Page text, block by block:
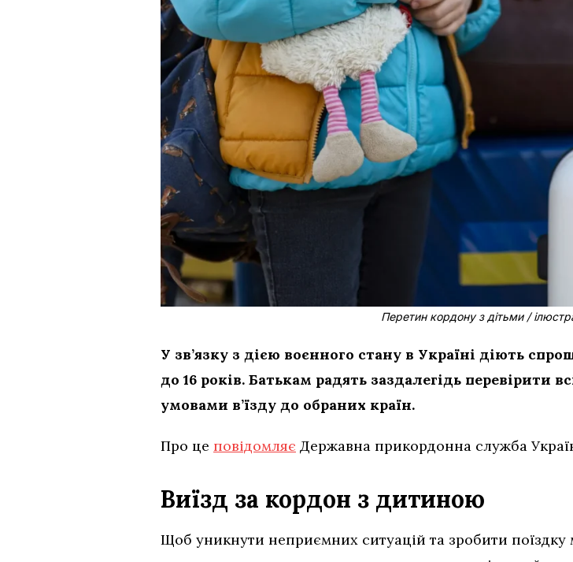
Перетин кордону з дітьми /
У зв’язку з дією воєнного стану в Україні діють
до 16 років. Батькам радять заздалегідь перевірити
умовами в’їзду до обраних країн.
Про це повідомляє Державна прикордонна служба
Виїзд за кордон з дитиною
Щоб уникнути неприємних ситуацій та зробити